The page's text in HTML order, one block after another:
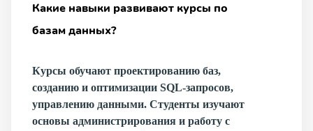
Какие навыки развивают курсы по
базам данных?
Курсы обучают проектированию баз,
созданию и оптимизации SQL-запросов,
управлению данными. Студенты изучают
основы администрирования и работу с